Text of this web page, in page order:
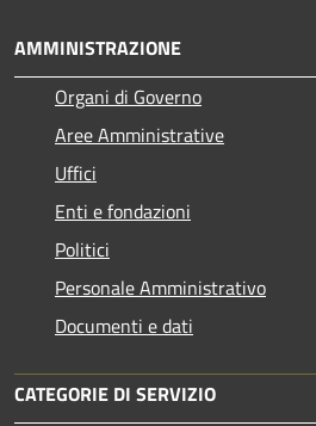
AMMINISTRAZIONE
Organi di Governo
Aree Amministrative
Uffici
Enti e fondazioni
Politici
Personale Amministrativo
Documenti e dati
CATEGORIE DI SERVIZIO